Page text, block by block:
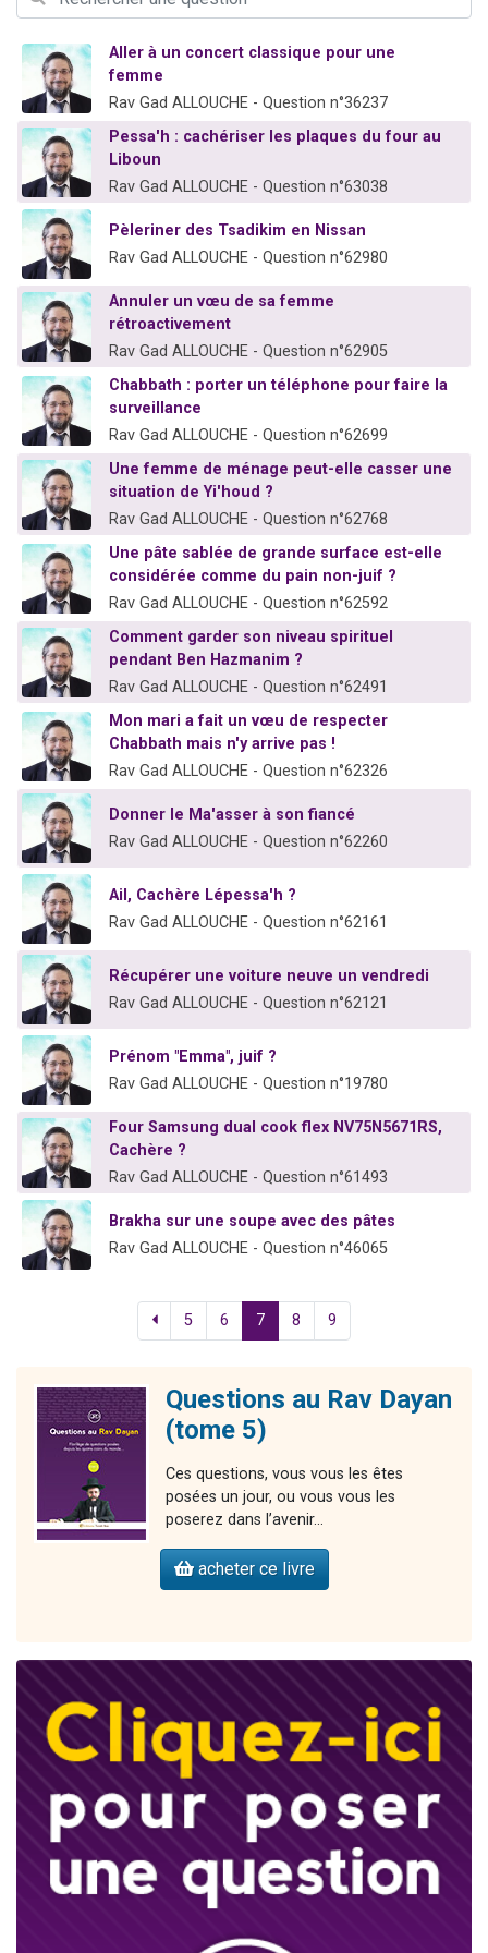
Il reste 49 places pour étudier en groupe sur Zoom
12 nouvelles musiques dans Torah-Box Music
Aller à un concert classique pour une
femme
Rav Gad ALLOUCHE - Question n°36237
Pessa'h : cachériser les plaques du four au
Liboun
Rav Gad ALLOUCHE - Question n°63038
Pèleriner des Tsadikim en Nissan
Rav Gad ALLOUCHE - Question n°62980
Annuler un vœu de sa femme
rétroactivement
Rav Gad ALLOUCHE - Question n°62905
Chabbath : porter un téléphone pour faire la
surveillance
Rav Gad ALLOUCHE - Question n°62699
Une femme de ménage peut-elle casser une
situation de Yi'houd ?
Rav Gad ALLOUCHE - Question n°62768
Une pâte sablée de grande surface est-elle
considérée comme du pain non-juif ?
Rav Gad ALLOUCHE - Question n°62592
Comment garder son niveau spirituel
pendant Ben Hazmanim ?
Rav Gad ALLOUCHE - Question n°62491
Mon mari a fait un vœu de respecter
Chabbath mais n'y arrive pas !
Rav Gad ALLOUCHE - Question n°62326
Donner le Ma'asser à son fiancé
Rav Gad ALLOUCHE - Question n°62260
Ail, Cachère Lépessa'h ?
Rav Gad ALLOUCHE - Question n°62161
Récupérer une voiture neuve un vendredi
Rav Gad ALLOUCHE - Question n°62121
Prénom "Emma", juif ?
Rav Gad ALLOUCHE - Question n°19780
Four Samsung dual cook flex NV75N5671RS,
Cachère ?
Rav Gad ALLOUCHE - Question n°61493
Brakha sur une soupe avec des pâtes
Rav Gad ALLOUCHE - Question n°46065
5 6 7 8 9
Questions au Rav Dayan
(tome 5)
Ces questions, vous vous les êtes
posées un jour, ou vous vous les
poserez dans l’avenir…
acheter ce livre